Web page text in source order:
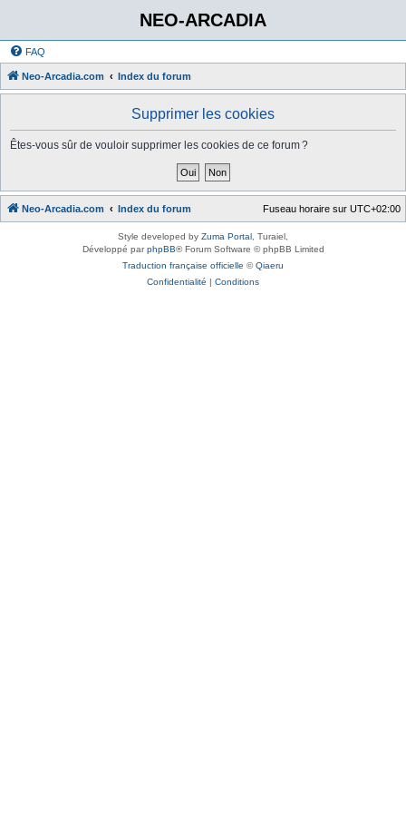
NEO-ARCADIA
FAQ
Neo-Arcadia.com Index du forum
Supprimer les cookies
Êtes-vous sûr de vouloir supprimer les cookies de ce forum ?
Neo-Arcadia.com Index du forum Fuseau horaire sur UTC+02:00
Style developed by Zuma Portal , Turaiel,
Développé parphpBB® Forum Software © phpBB Limited
Traduction française officielle ©Qiaeru
Confidentialité | Conditions